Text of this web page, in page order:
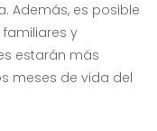
Además, es posible
y
estarán más
meses de vida del